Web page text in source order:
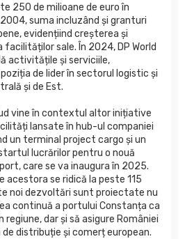
250 de milioane de euro în
suma incluzând și granturi
evidențiind creșterea și
sale. În 2024, DP World
activitățile și serviciile,
de lider în sectorul logistic și
și de Est.
vine în contextul altor inițiative
lansate în hub-ul companiei
un terminal project cargo și un
lucrărilor pentru o nouă
care se va inaugura în 2025.
acestora se ridică la peste 115
noi dezvoltări sunt proiectate nu
continuă a portului Constanța ca
dar și să asigure României
distribuție și comerț european.